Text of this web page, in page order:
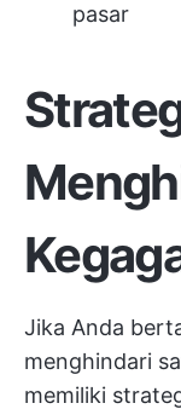
pasar
Jika Anda
menghindari
memiliki